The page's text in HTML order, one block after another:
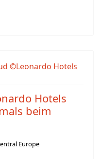
Hotels
beim
Europe